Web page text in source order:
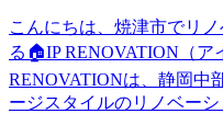
こんにちは、焼津市でリ
る🏠IP RENOVATION（ア
RENOVATIONは、静岡中
ージスタイルのリノベー